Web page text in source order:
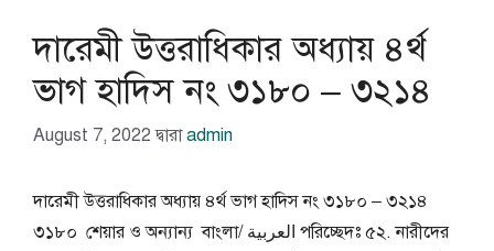
দারেমী উত্তরাধিকার অধ্যায় ৪র্থ
ভাগ হাদিস নং ৩১৮০ – ৩২১৪
August 7, 2022 দ্বারাadmin
দারেমী উত্তরাধিকার অধ্যায় ৪র্থ ভাগ হাদিস নং ৩১৮০ – ৩২১৪
৩১৮০ শেয়ার ও অন্যান্য বাংলা/ العربية পরিচ্ছেদঃ ৫২. নারীদের